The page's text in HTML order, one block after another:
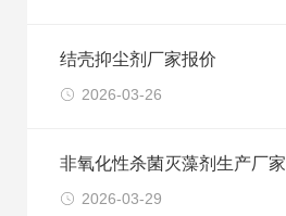
结壳抑尘剂厂家报价
2026-03-26
非氧化性杀菌灭藻剂生产厂家
2026-03-29